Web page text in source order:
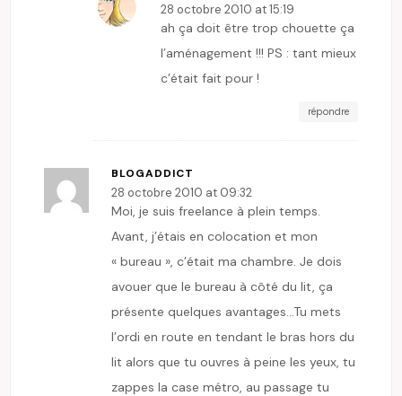
28 octobre 2010 at 15:19
ah ça doit être trop chouette ça
l’aménagement !!! PS : tant mieux
c’était fait pour !
répondre
BLOGADDICT
28 octobre 2010 at 09:32
Moi, je suis freelance à plein temps.
Avant, j’étais en colocation et mon
« bureau », c’était ma chambre. Je dois
avouer que le bureau à côté du lit, ça
présente quelques avantages…Tu mets
l’ordi en route en tendant le bras hors du
lit alors que tu ouvres à peine les yeux, tu
zappes la case métro, au passage tu